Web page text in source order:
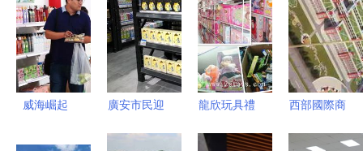
威海崛起
廣安市民迎
龍欣玩具禮
西部國際商